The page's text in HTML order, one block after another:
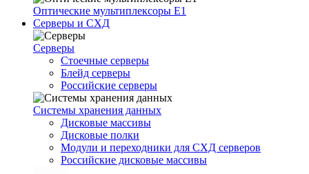
Оптические мультиплексоры Е1
Серверы и СХД
Серверы
Стоечные серверы
Блейд серверы
Российские серверы
Системы хранения данных
Дисковые массивы
Дисковые полки
Модули и переходники для СХД серверов
Российские дисковые массивы